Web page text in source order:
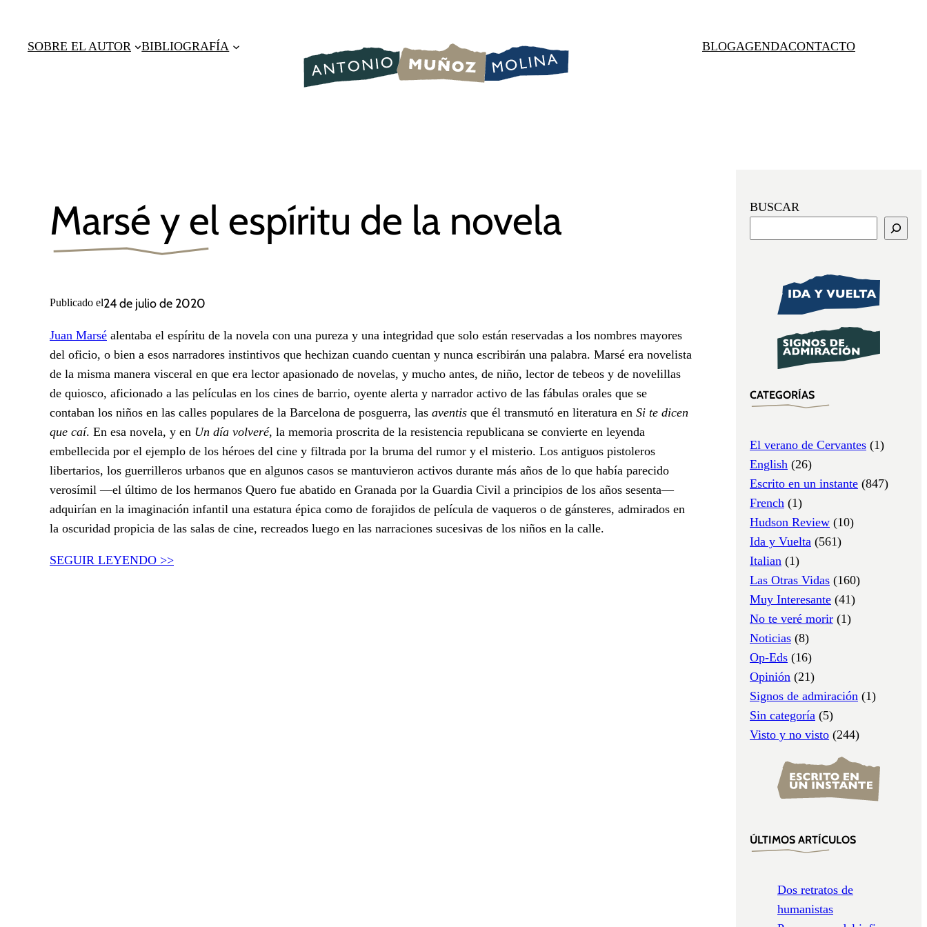
contenido
SOBRE EL AUTOR BIBLIOGRAFÍA BLOGAGENDACONTACTO
Marsé y el espíritu de la novela
Publicado el24 de julio de 2020
Juan Marsé alentaba el espíritu de la novela con una pureza y una integridad que solo están reservadas a los nombres mayores
del oficio, o bien a esos narradores instintivos que hechizan cuando cuentan y nunca escribirán una palabra. Marsé era novelista
de la misma manera visceral en que era lector apasionado de novelas, y mucho antes, de niño, lector de tebeos y de novelillas
de quiosco, aficionado a las películas en los cines de barrio, oyente alerta y narrador activo de las fábulas orales que se
contaban los niños en las calles populares de la Barcelona de posguerra, las aventis que él transmutó en literatura en Si te dicen
que caí. En esa novela, y en Un día volveré, la memoria proscrita de la resistencia republicana se convierte en leyenda
embellecida por el ejemplo de los héroes del cine y filtrada por la bruma del rumor y el misterio. Los antiguos pistoleros
libertarios, los guerrilleros urbanos que en algunos casos se mantuvieron activos durante más años de lo que había parecido
verosímil —el último de los hermanos Quero fue abatido en Granada por la Guardia Civil a principios de los años sesenta—
adquirían en la imaginación infantil una estatura épica como de forajidos de película de vaqueros o de gánsteres, admirados en
la oscuridad propicia de las salas de cine, recreados luego en las narraciones sucesivas de los niños en la calle.
SEGUIR LEYENDO >>
BUSCAR
CATEGORÍAS
El verano de Cervantes (1)
English (26)
Escrito en un instante (847)
French (1)
Hudson Review (10)
Ida y Vuelta (561)
Italian (1)
Las Otras Vidas (160)
Muy Interesante (41)
No te veré morir (1)
Noticias (8)
Op-Eds (16)
Opinión (21)
Signos de admiración (1)
Sin categoría (5)
Visto y no visto (244)
ÚLTIMOS ARTÍCULOS
Dos retratos de
humanistas